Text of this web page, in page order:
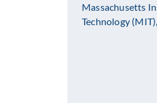
Massachusetts
Technology